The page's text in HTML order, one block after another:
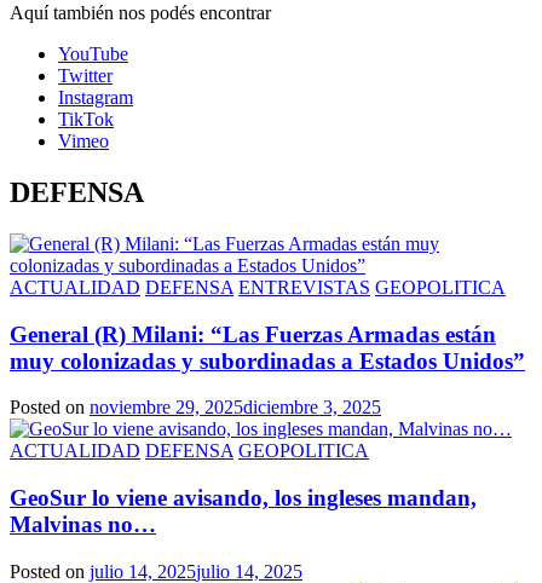
Aquí también nos podés encontrar
YouTube
Twitter
Instagram
TikTok
Vimeo
DEFENSA
ACTUALIDAD DEFENSA ENTREVISTAS GEOPOLITICA
General (R) Milani: “Las Fuerzas Armadas están
muy colonizadas y subordinadas a Estados Unidos”
Posted on noviembre 29, 2025diciembre 3, 2025
ACTUALIDAD DEFENSA GEOPOLITICA
GeoSur lo viene avisando, los ingleses mandan,
Malvinas no…
Posted on julio 14, 2025julio 14, 2025